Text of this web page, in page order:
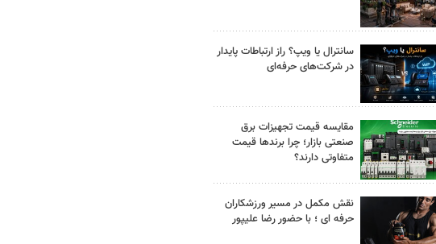
سانترال یا ویپ؟ راز ارتباطات پایدار
در شرکت‌های حرفه‌ای
مقایسه قیمت تجهیزات برق
صنعتی بازار؛ چرا برندها قیمت
متفاوتی دارند؟
نقش مکمل در مسیر ورزشکاران
حرفه ای ؛ با حضور رضا علیپور